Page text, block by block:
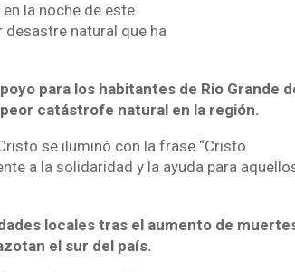
la noche de este
natural que ha
para los habitantes de Rio Grande
catástrofe natural en la región.
se iluminó con la frase “Cristo
a la solidaridad y la ayuda para
locales tras el aumento de
el sur del país.